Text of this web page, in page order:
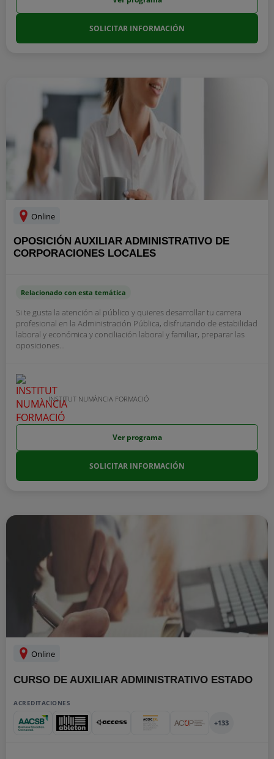
SOLICITAR INFORMACIÓN
Online
OPOSICIÓN AUXILIAR ADMINISTRATIVO DE
CORPORACIONES LOCALES
Relacionado con esta temática
Si te gusta la atención al público y quieres desarrollar tu carrera
profesional en la Administración Pública, disfrutando de estabilidad
laboral y económica y conciliación laboral y familiar, preparar las
oposiciones...
INSTITUT NUMÀNCIA FORMACIÓ
Ver programa
SOLICITAR INFORMACIÓN
Online
CURSO DE AUXILIAR ADMINISTRATIVO ESTADO
ACREDITACIONES
+133